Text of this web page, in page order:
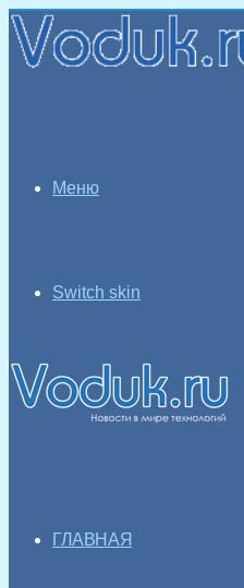
Меню
Switch skin
ГЛАВНАЯ